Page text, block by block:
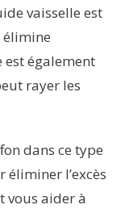
vaisselle est
est également
rayer les
dans ce type
l’excès
vous aider à